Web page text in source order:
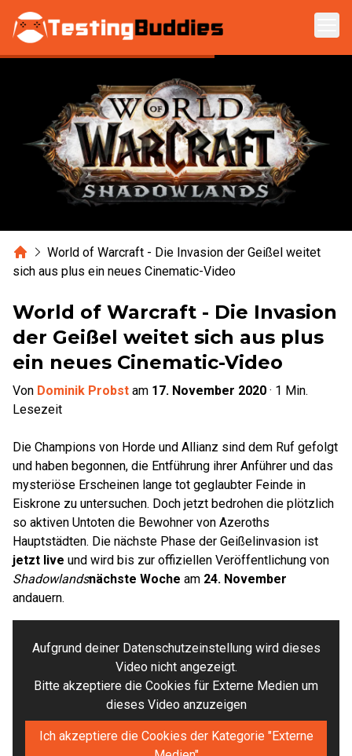
Zum Hauptinhalt springen
HomeWorld of Warcraft - Die Invasion der Geißel weitet
sich aus plus ein neues Cinematic-Video
World of Warcraft - Die Invasion
der Geißel weitet sich aus plus
ein neues Cinematic-Video
Von Dominik Probst am 17. November 2020 · 1 Min.
Lesezeit
Die Champions von Horde und Allianz sind dem Ruf gefolgt
und haben begonnen, die Entführung ihrer Anführer und das
mysteriöse Erscheinen lange tot geglaubter Feinde in
Eiskrone zu untersuchen. Doch jetzt bedrohen die plötzlich
so aktiven Untoten die Bewohner von Azeroths
Hauptstädten. Die nächste Phase der Geißelinvasion ist
jetzt live und wird bis zur offiziellen Veröffentlichung von
Shadowlandsnächste Woche am 24. November
andauern.
Aufgrund deiner Datenschutzeinstellung wird dieses
Video nicht angezeigt.
Bitte akzeptiere die Cookies für Externe Medien um
dieses Video anzuzeigen
Ich akzeptiere die Cookies der Kategorie "Externe